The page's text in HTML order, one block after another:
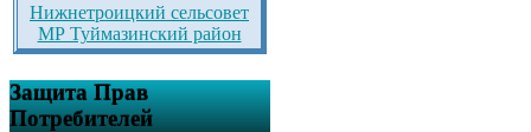
Нижнетроицкий сельсовет
МР Туймазинский район
Защита Прав
Потребителей